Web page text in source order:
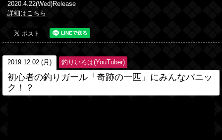
2020.4.22(Wed)Release
詳細はこちら
2019.12.02 (月) 釣りいろは(YouTuber)
初心者の釣りガール「奇跡の一匹」にみんなパニッ
ク！？